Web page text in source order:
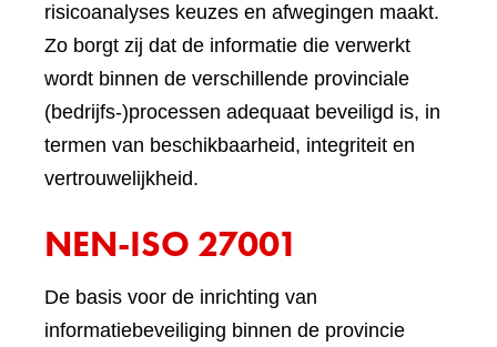
risicoanalyses keuzes en afwegingen maakt.
Zo borgt zij dat de informatie die verwerkt
wordt binnen de verschillende provinciale
(bedrijfs-)processen adequaat beveiligd is, in
termen van beschikbaarheid, integriteit en
vertrouwelijkheid.
NEN-ISO 27001
De basis voor de inrichting van
informatiebeveiliging binnen de provincie